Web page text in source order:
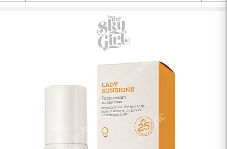
technologicznie systemom IT, zamówienia są zazwyczaj
wysyłane i dostarczane w ciągu zaledwie
Aktualizacja Regulaminów
Korzystanie ze Sklepu Internetowego lub Konta po tym
terminie oznacza akceptację wprowadzonych zmian.
Do wielu zamówień dołączamy starannie dobrane próbki